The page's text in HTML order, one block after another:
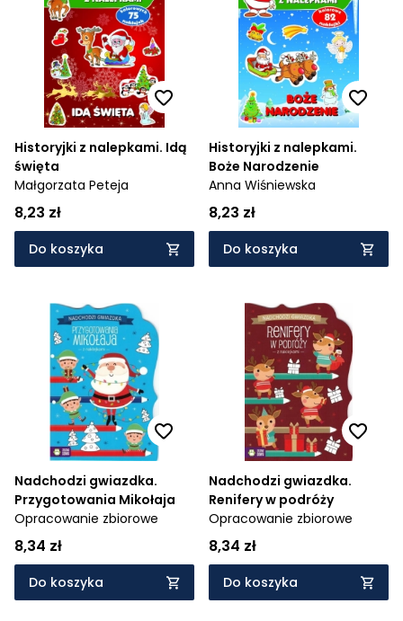
Historyjki z nalepkami. Idą
święta
Małgorzata Peteja
8,23 zł
Do koszyka
Historyjki z nalepkami.
Boże Narodzenie
Anna Wiśniewska
8,23 zł
Do koszyka
Nadchodzi gwiazdka.
Przygotowania Mikołaja
Opracowanie zbiorowe
8,34 zł
Do koszyka
Nadchodzi gwiazdka.
Renifery w podróży
Opracowanie zbiorowe
8,34 zł
Do koszyka